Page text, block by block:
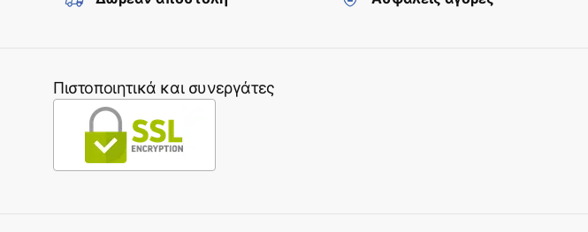
Πιστοποιητικά και συνεργάτες